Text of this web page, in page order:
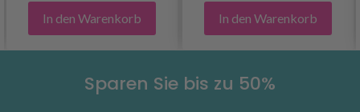
In den Warenkorb In den Warenkorb
Sparen Sie bis zu 50%